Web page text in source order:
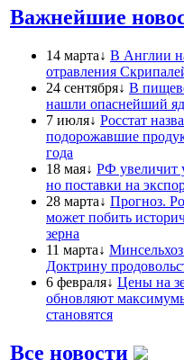
Важнейшие
14 марта↓ В Англии
отравления
24 сентября↓ В
нашли опаснейший яд
7 июля↓ Росстат
подорожавшие
года
18 мая↓ РФ увеличит
но поставки на
28 марта↓ Прогноз.
может побить
зерна
11 марта↓
Доктрину
6 февраля↓ Цены на
обновляют
становятся
Все новости